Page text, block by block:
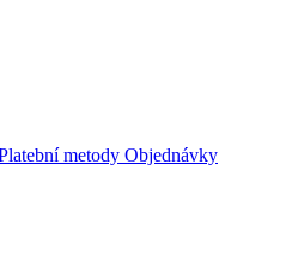
metody Objednávky